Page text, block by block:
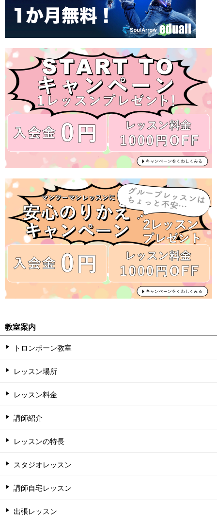
教室案内
トロンボーン教室
レッスン場所
レッスン料金
講師紹介
レッスンの特長
スタジオレッスン
講師自宅レッスン
出張レッスン